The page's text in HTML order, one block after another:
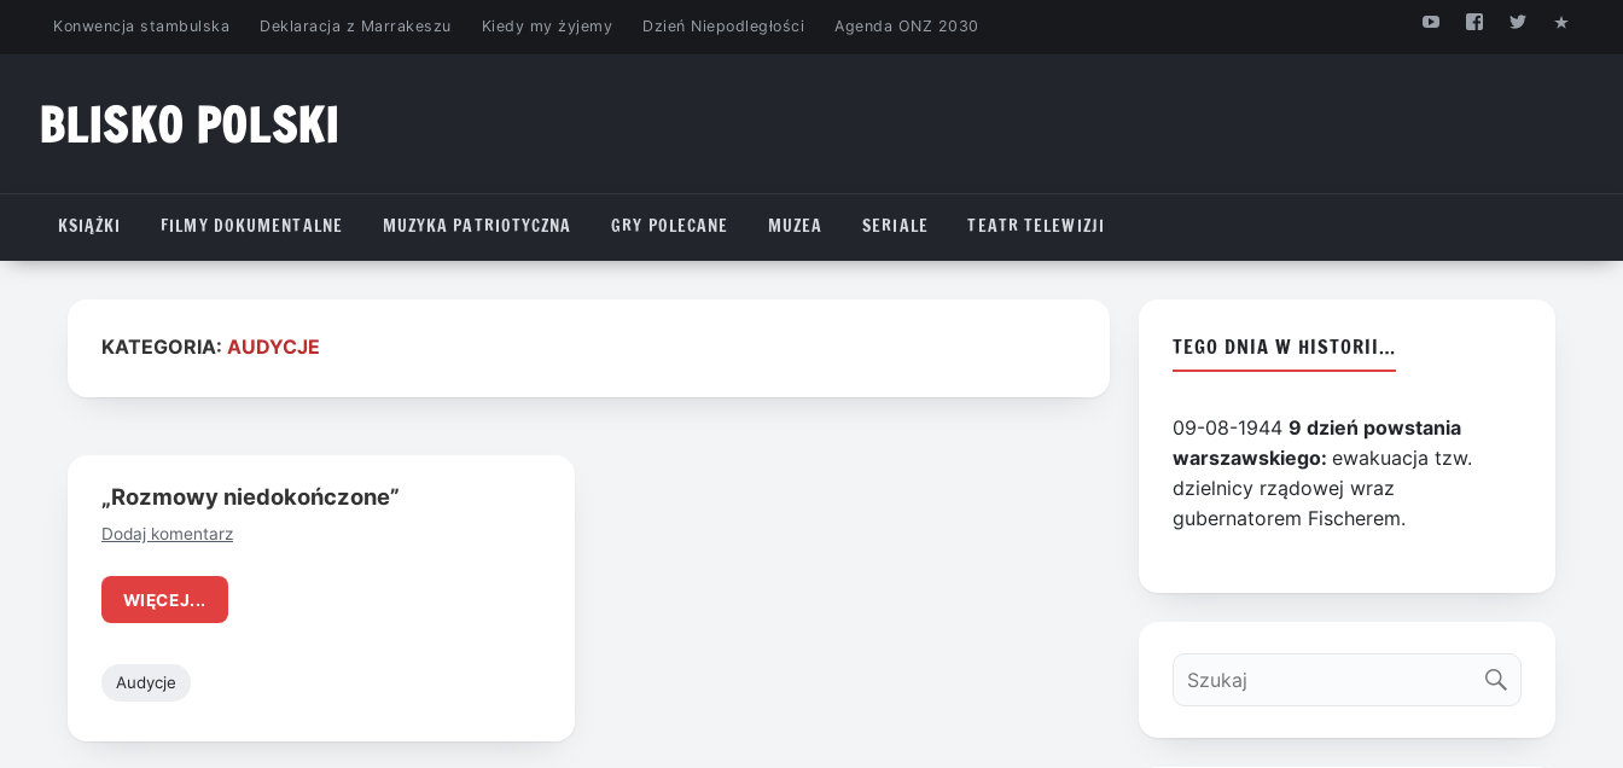
PrzejdźKonwencja stambulska Deklaracja z Marrakeszu Kiedy my żyjemy Dzień Niepodległości Agenda ONZ 2030
BLISKO POLSKI
KSIĄŻKI
FILMY DOKUMENTALNE MUZYKA PATRIOTYCZNA GRY POLECANE MUZEA SERIALE TEATR TELEWIZJI
KATEGORIA: AUDYCJE
„Rozmowy niedokończone”
Dodaj komentarz
WIĘCEJ...
Audycje
TEGO DNIA W HISTORII…
09-08-19449 dzień powstania
warszawskiego:ewakuacja tzw.
dzielnicy rządowej wraz
gubernatorem Fischerem.